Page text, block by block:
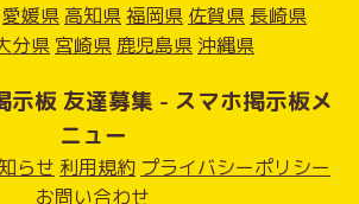
愛媛県 高知県福岡県 佐賀県 長崎県
分県 宮崎県 鹿児島県 沖縄県
示板 友達募集 - スマホ掲示板メ
ニュー
らせ 利用規約 プライバシーポリシー
お問い合わせ